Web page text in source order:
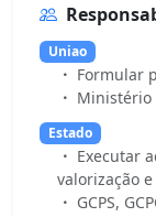
Uniao
Formular
Ministério
Estado
Executar
valorização
GCPS,